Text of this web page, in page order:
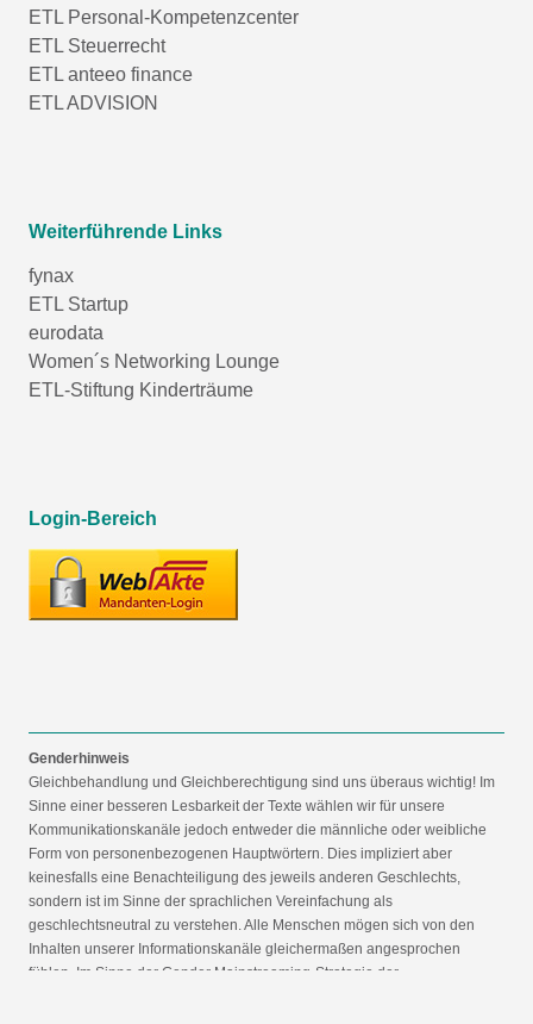
ETL Personal-Kompetenzcenter
ETL Steuerrecht
ETL anteeo finance
ETL ADVISION
Weiterführende Links
fynax
ETL Startup
eurodata
Women´s Networking Lounge
ETL-Stiftung Kinderträume
Login-Bereich
Genderhinweis
Gleichbehandlung und Gleichberechtigung sind uns überaus wichtig! Im
Sinne einer besseren Lesbarkeit der Texte wählen wir für unsere
Kommunikationskanäle jedoch entweder die männliche oder weibliche
Form von personenbezogenen Hauptwörtern. Dies impliziert aber
keinesfalls eine Benachteiligung des jeweils anderen Geschlechts,
sondern ist im Sinne der sprachlichen Vereinfachung als
geschlechtsneutral zu verstehen. Alle Menschen mögen sich von den
Inhalten unserer Informationskanäle gleichermaßen angesprochen
fühlen. Im Sinne der Gender Mainstreaming-Strategie der